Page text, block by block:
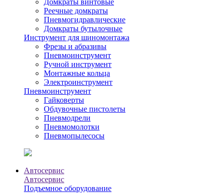
Домкраты винтовые
Реечные домкраты
Пневмогидравлические
Домкраты бутылочные
Инструмент для шиномонтажа
Фрезы и абразивы
Пневмоинструмент
Ручной инструмент
Монтажные кольца
Электроинструмент
Пневмоинструмент
Гайковерты
Обдувочные пистолеты
Пневмодрели
Пневмомолотки
Пневмопылесосы
Автосервис
Автосервис
Подъемное оборудование